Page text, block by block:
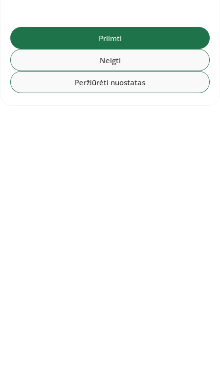
Priimti
Neigti
Peržiūrėti nuostatas
deleguoti rinkikus, kurie išrinks Nacionalinės
sporto tarybos ekspertus. Kas jūs tokie, kad jūs
deleguotumėte? Jūs realiai Lietuvos sportui
duodate labai nedaug, nors galite. Realiai
nekuriate sportinio produkto, nedalyvaujate